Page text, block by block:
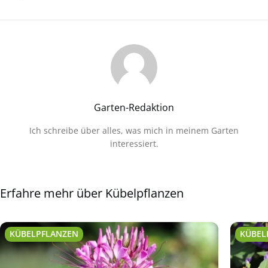
Garten-Redaktion
Ich schreibe über alles, was mich in meinem Garten
interessiert.
Erfahre mehr über Kübelpflanzen
KÜBELPFLANZEN